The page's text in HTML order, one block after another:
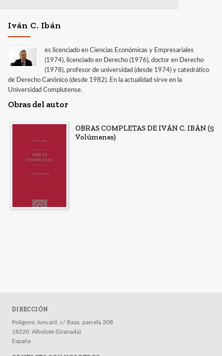
Iván C. Ibán
es licenciado en Ciencias Económicas y Empresariales
(1974), licenciado en Derecho (1976), doctor en Derecho
(1978), profesor de universidad (desde 1974) y catedrático
de Derecho Canónico (desde 1982). En la actualidad sirve en la
Universidad Complutense.
Obras del autor
OBRAS COMPLETAS DE IVÁN C. IBÁN (5
Volúmenes)
DIRECCIÓN
Polígono Juncaril, c/ Baza, parcela 208
18220 Albolote (Granada)
España